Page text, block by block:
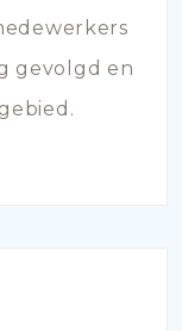
gevolgd en